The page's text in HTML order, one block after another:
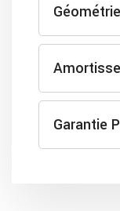
Géométrie
Garantie